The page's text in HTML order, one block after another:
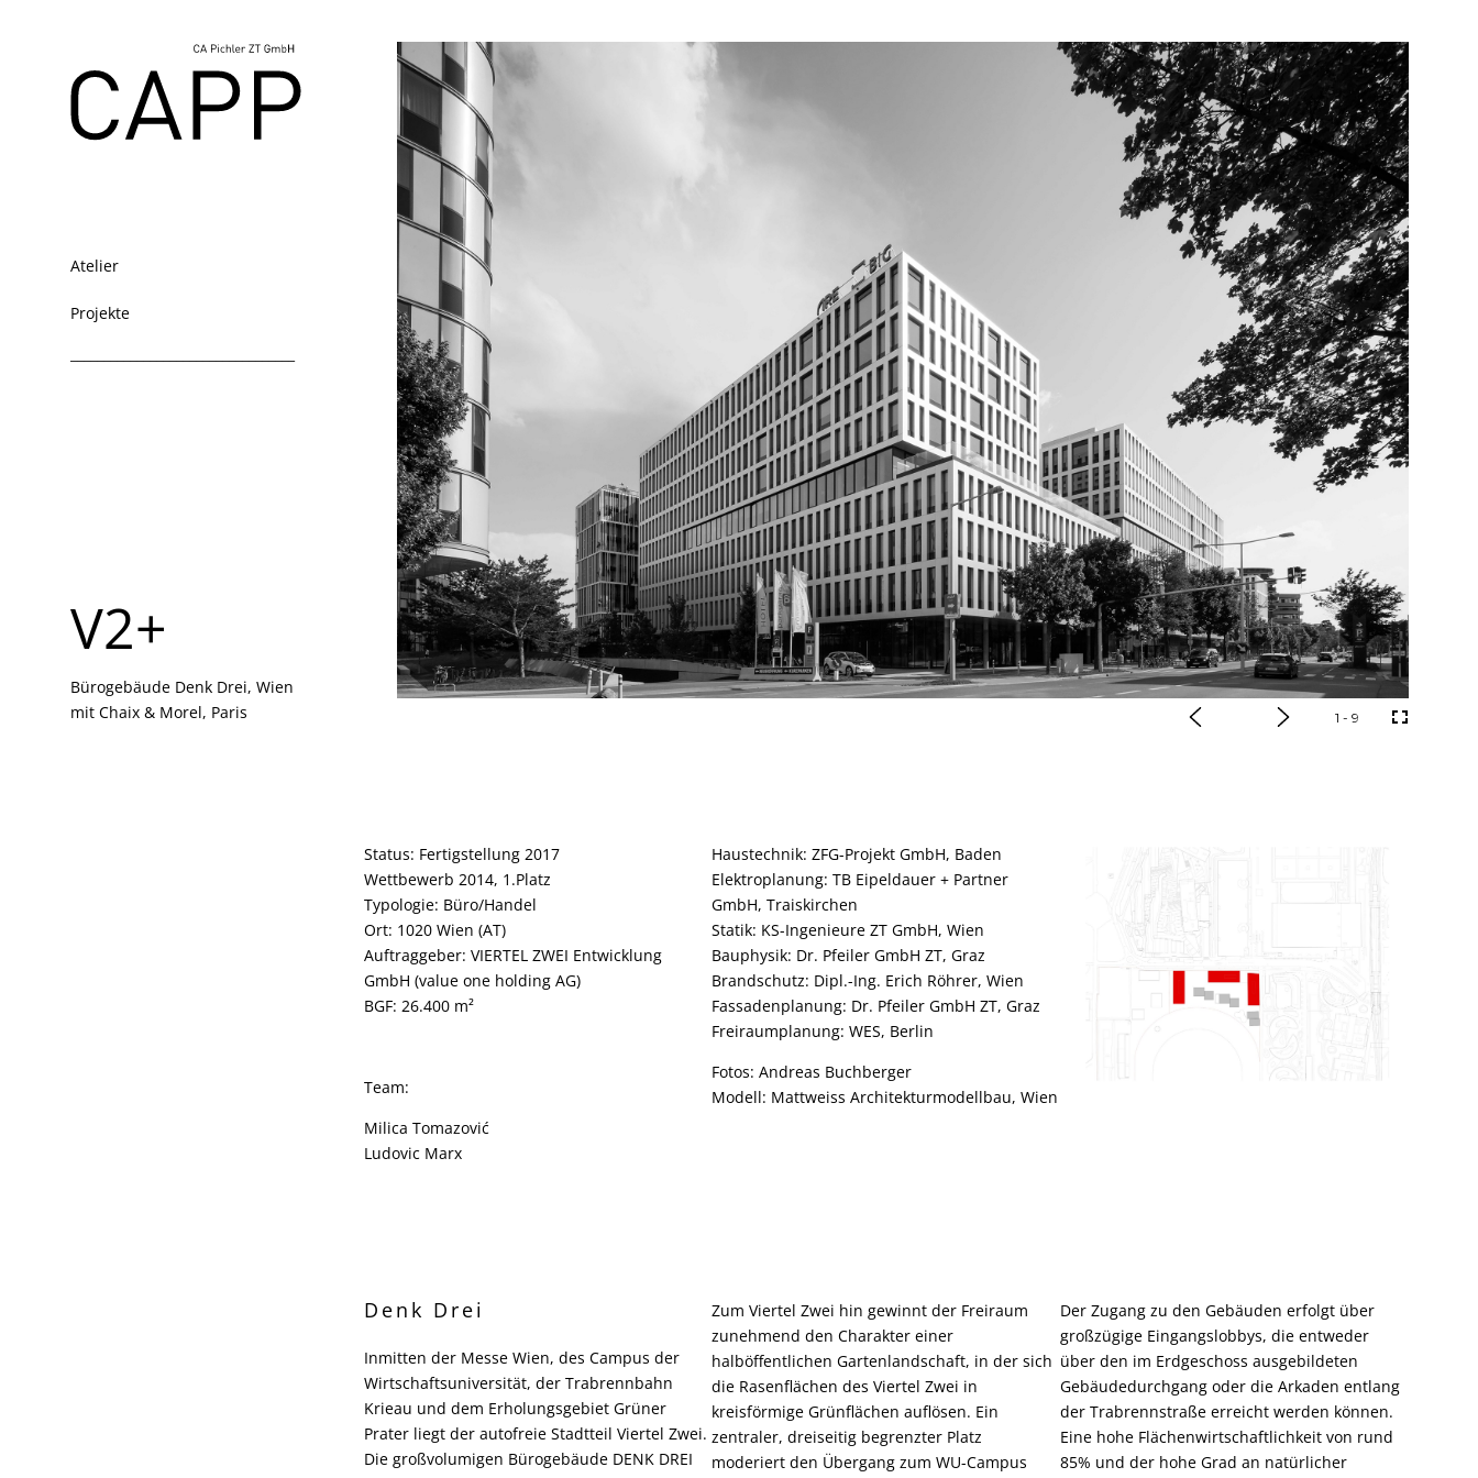
Atelier
Projekte
V2+
Bürogebäude Denk Drei, Wien
mit Chaix & Morel, Paris
V2+
Bürogebäude Denk Drei, Wien
mit Chaix & Morel, Paris
1 - 9
Status: Fertigstellung 2017
Wettbewerb 2014, 1.Platz
Typologie: Büro/Handel
Ort: 1020 Wien (AT)
Auftraggeber: VIERTEL ZWEI Entwicklung
GmbH (value one holding AG)
BGF: 26.400 m²
Team:
Milica Tomazović
Ludovic Marx
Haustechnik: ZFG-Projekt GmbH, Baden
Elektroplanung: TB Eipeldauer + Partner
GmbH, Traiskirchen
Statik: KS-Ingenieure ZT GmbH, Wien
Bauphysik: Dr. Pfeiler GmbH ZT, Graz
Brandschutz: Dipl.-Ing. Erich Röhrer, Wien
Fassadenplanung: Dr. Pfeiler GmbH ZT, Graz
Freiraumplanung: WES, Berlin
Fotos: Andreas Buchberger
Modell: Mattweiss Architekturmodellbau, Wien
Denk Drei
Inmitten der Messe Wien, des Campus der
Wirtschaftsuniversität, der Trabrennbahn
Krieau und dem Erholungsgebiet Grüner
Prater liegt der autofreie Stadtteil Viertel Zwei.
Die großvolumigen Bürogebäude DENK DREI
Zum Viertel Zwei hin gewinnt der Freiraum
zunehmend den Charakter einer
halböffentlichen Gartenlandschaft, in der sich
die Rasenflächen des Viertel Zwei in
kreisförmige Grünflächen auflösen. Ein
zentraler, dreiseitig begrenzter Platz
moderiert den Übergang zum WU-Campus
Der Zugang zu den Gebäuden erfolgt über
großzügige Eingangslobbys, die entweder
über den im Erdgeschoss ausgebildeten
Gebäudedurchgang oder die Arkaden entlang
der Trabrennstraße erreicht werden können.
Eine hohe Flächenwirtschaftlichkeit von rund
85% und der hohe Grad an natürlicher